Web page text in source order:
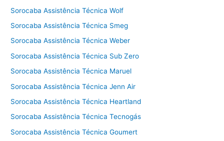
Sorocaba Assistência Técnica Wolf
Sorocaba Assistência Técnica Smeg
Sorocaba Assistência Técnica Weber
Sorocaba Assistência Técnica Sub Zero
Sorocaba Assistência Técnica Maruel
Sorocaba Assistência Técnica Jenn Air
Sorocaba Assistência Técnica Heartland
Sorocaba Assistência Técnica Tecnogás
Sorocaba Assistência Técnica Goumert